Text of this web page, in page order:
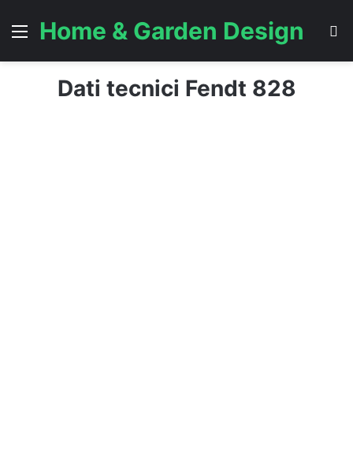
Menu
Home & Garden Design
Dati tecnici Fendt 828